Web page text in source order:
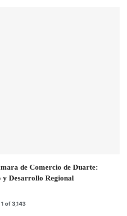
de Comercio de Duarte:
y Desarrollo Regional
1 of 3,143